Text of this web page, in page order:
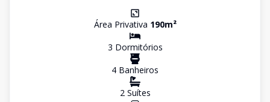
Área Privativa 190m²
3 Dormitórios
4 Banheiros
2Suítes